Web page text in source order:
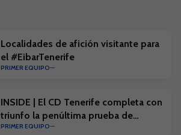
Localidades de afición visitante para
el #EibarTenerife
PRIMER EQUIPO
INSIDE | El CD Tenerife completa con
triunfo la penúltima prueba de
pretemporada
PRIMER EQUIPO